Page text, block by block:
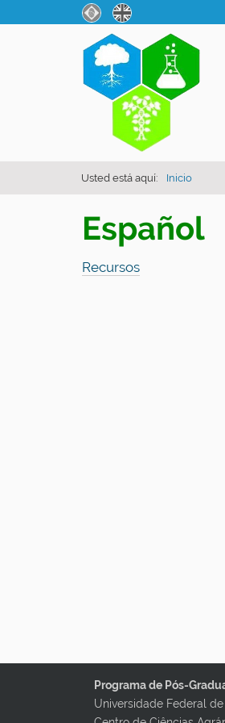
Usted está aquí: Inicio
Español
Recursos
Programa de Pós-
Universidade Federal